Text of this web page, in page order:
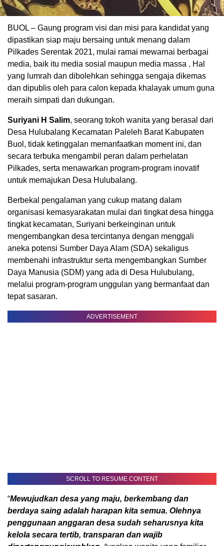
BUOL – Gaung program visi dan misi para kandidat yang
dipastikan siap maju bersaing untuk menang dalam
Pilkades Serentak 2021, mulai ramai mewarnai berbagai
media, baik itu media sosial maupun media massa . Hal
yang lumrah dan dibolehkan sehingga sengaja dikemas
dan dipublis oleh para calon kepada khalayak umum guna
meraih simpati dan dukungan.
Suriyani H Salim, seorang tokoh wanita yang berasal dari
Desa Hulubalang Kecamatan Paleleh Barat Kabupaten
Buol, tidak ketinggalan memanfaatkan moment ini, dan
secara terbuka mengambil peran dalam perhelatan
Pilkades, serta menawarkan program-program inovatif
untuk memajukan Desa Hulubalang.
Berbekal pengalaman yang cukup matang dalam
organisasi kemasyarakatan mulai dari tingkat desa hingga
tingkat kecamatan, Suriyani berkeinginan untuk
mengembangkan desa tercintanya dengan menggali
aneka potensi Sumber Daya Alam (SDA) sekaligus
membenahi infrastruktur serta mengembangkan Sumber
Daya Manusia (SDM) yang ada di Desa Hulubulang,
melalui program-program unggulan yang bermanfaat dan
tepat sasaran.
ADVERTISEMENT
SCROLL TO RESUME CONTENT
“Mewujudkan desa yang maju, berkembang dan
berdaya saing adalah harapan kita semua. Olehnya
penggunaan anggaran desa sudah seharusnya kita
kelola secara tertib, transparan dan wajib